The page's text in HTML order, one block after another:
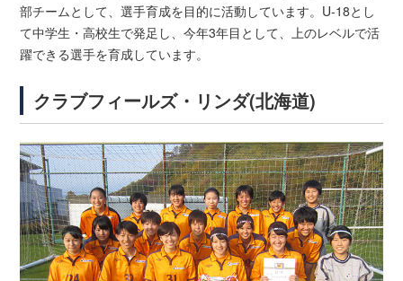
部チームとして、選手育成を目的に活動しています。U-18とし
て中学生・高校生で発足し、今年3年目として、上のレベルで活
躍できる選手を育成しています。
クラブフィールズ・リンダ(北海道)